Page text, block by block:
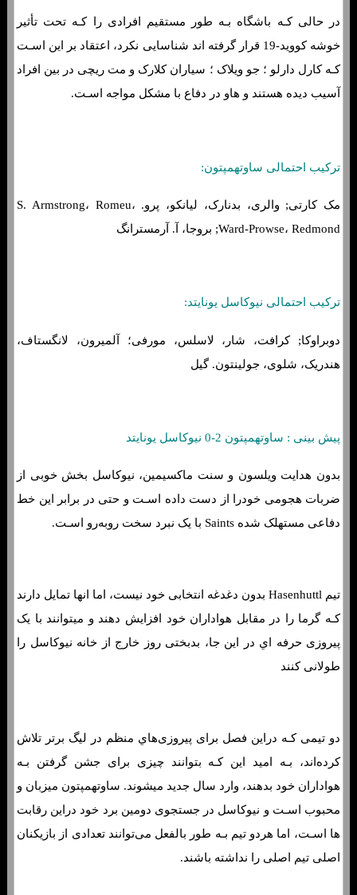
در حالی کـه باشگاه بـه طور مستقیم افرادی را کـه تحت تأثیر
خوشه کووید-19 قرار گرفته اند شناسایی نکرد، اعتقاد بر این اسـت
کـه کارل دارلو ؛ جو ویلاک ؛ سیاران کلارک و مت ریچی در بین افراد
آسیب دیده هستند و هاو در دفاع با مشکل مواجه اسـت.
ترکیب احتمالی ساوتهمپتون:
مک کارتی; والری، بدنارک، لیانکو، پرو. S. Armstrong، Romeu،
Ward-Prowse، Redmond; بروجا، آ. آرمسترانگ
ترکیب احتمالی نیوکاسل یونایتد:
دوبراوکا; کرافت، شار، لاسلس، مورفی؛ آلمیرون، لانگستاف،
هندریک، شلوی، جولینتون. گیل
پیش بینی : ساوتهمپتون 2-0 نیوکاسل یونایتد
بدون هدایت ویلسون و سنت ماکسیمین، نیوکاسل بخش خوبی از
ضربات هجومی خودرا از دست داده اسـت و حتی در برابر این خط
دفاعی مستهلک شده Saints با یک نبرد سخت روبه‌رو اسـت.
تیم Hasenhuttl بدون دغدغه انتخابی خود نیست، اما انها تمایل دارند
کـه گرما را در مقابل هواداران خود افزایش دهند و میتوانند با یک
پیروزی حرفه اي در این جا، بدبختی روز خارج از خانه نیوکاسل را
طولانی کنند
دو تیمی کـه دراین فصل برای پیروزی‌هاي‌ منظم در لیگ برتر تلاش
کرده‌اند، بـه امید این کـه بتوانند چیزی برای جشن گرفتن بـه
هواداران خود بدهند، وارد سال جدید میشوند. ساوتهمپتون میزبان و
محبوب اسـت و نیوکاسل در جستجوی دومین برد خود دراین رقابت
ها اسـت، اما هردو تیم بـه طور بالفعل می‌توانند تعدادی از بازیکنان
اصلی تیم اصلی را نداشته باشند.